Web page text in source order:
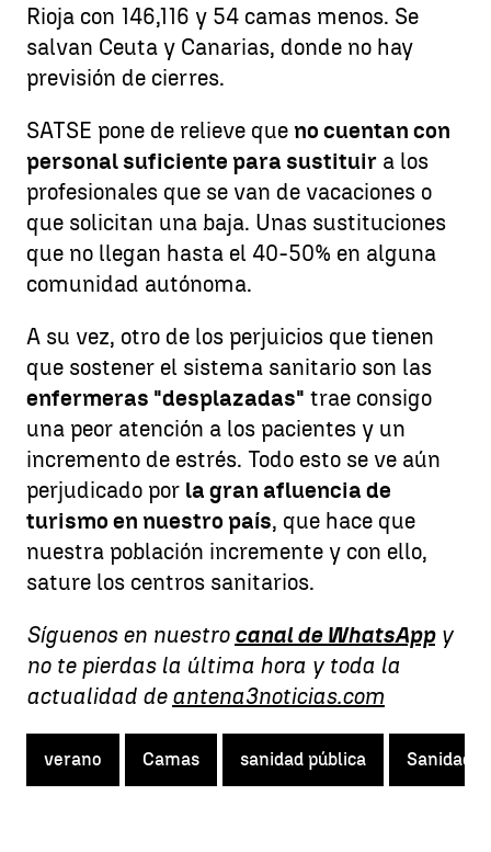
Rioja con 146,116 y 54 camas menos. Se
salvan Ceuta y Canarias, donde no hay
previsión de cierres.
SATSE pone de relieve que no cuentan con
personal suficiente para sustituir a los
profesionales que se van de vacaciones o
que solicitan una baja. Unas sustituciones
que no llegan hasta el 40-50% en alguna
comunidad autónoma.
A su vez, otro de los perjuicios que tienen
que sostener el sistema sanitario son las
enfermeras "desplazadas" trae consigo
una peor atención a los pacientes y un
incremento de estrés. Todo esto se ve aún
perjudicado por la gran afluencia de
turismo en nuestro país, que hace que
nuestra población incremente y con ello,
sature los centros sanitarios.
Síguenos en nuestro canal de WhatsAppy
no te pierdas la última hora y toda la
actualidad de antena3noticias.com
verano Camas sanidad pública Sanidad